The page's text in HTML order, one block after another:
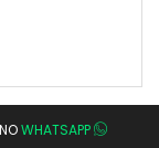
WHATSAPP